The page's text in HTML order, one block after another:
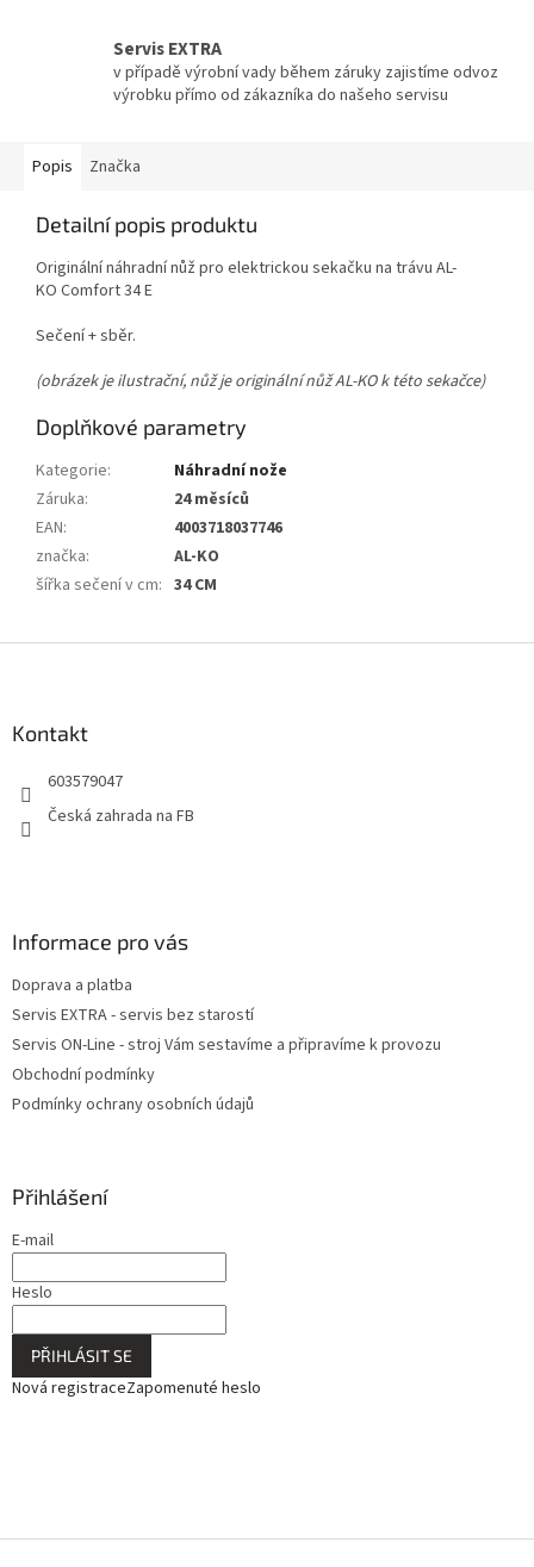
Servis EXTRA
v případě výrobní vady během záruky zajistíme odvoz
výrobku přímo od zákazníka do našeho servisu
Popis Značka
Detailní popis produktu
Originální náhradní nůž pro elektrickou sekačku na trávu AL-
KO Comfort 34 E
Sečení + sběr.
(obrázek je ilustrační, nůž je originální nůž AL-KO k této sekačce)
Doplňkové parametry
Kategorie:
Náhradní nože
Záruka:
24 měsíců
EAN:
4003718037746
značka:
AL-KO
šířka sečení v cm: 34 CM
Kontakt
603579047
Česká zahrada na FB
Informace pro vás
Doprava a platba
Servis EXTRA - servis bez starostí
Servis ON-Line - stroj Vám sestavíme a připravíme k provozu
Obchodní podmínky
Podmínky ochrany osobních údajů
Přihlášení
E-mail
Heslo
PŘIHLÁSIT SE
Nová registraceZapomenuté heslo